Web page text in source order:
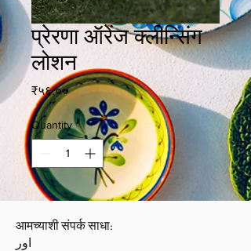
प्रेरणा ऑरेंज क्लीन्सिंग
लोशन
₹५६.००Price
Quantity *
आमच्याशी संपर्क साधा:
اور